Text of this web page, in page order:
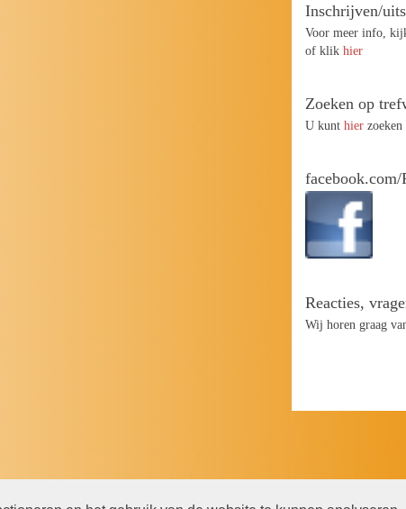
Inschrijven/
Voor meer info,
of klikhier
Zoeken op
U kunthier
facebook.com/
Reacties,
Wij horen graag